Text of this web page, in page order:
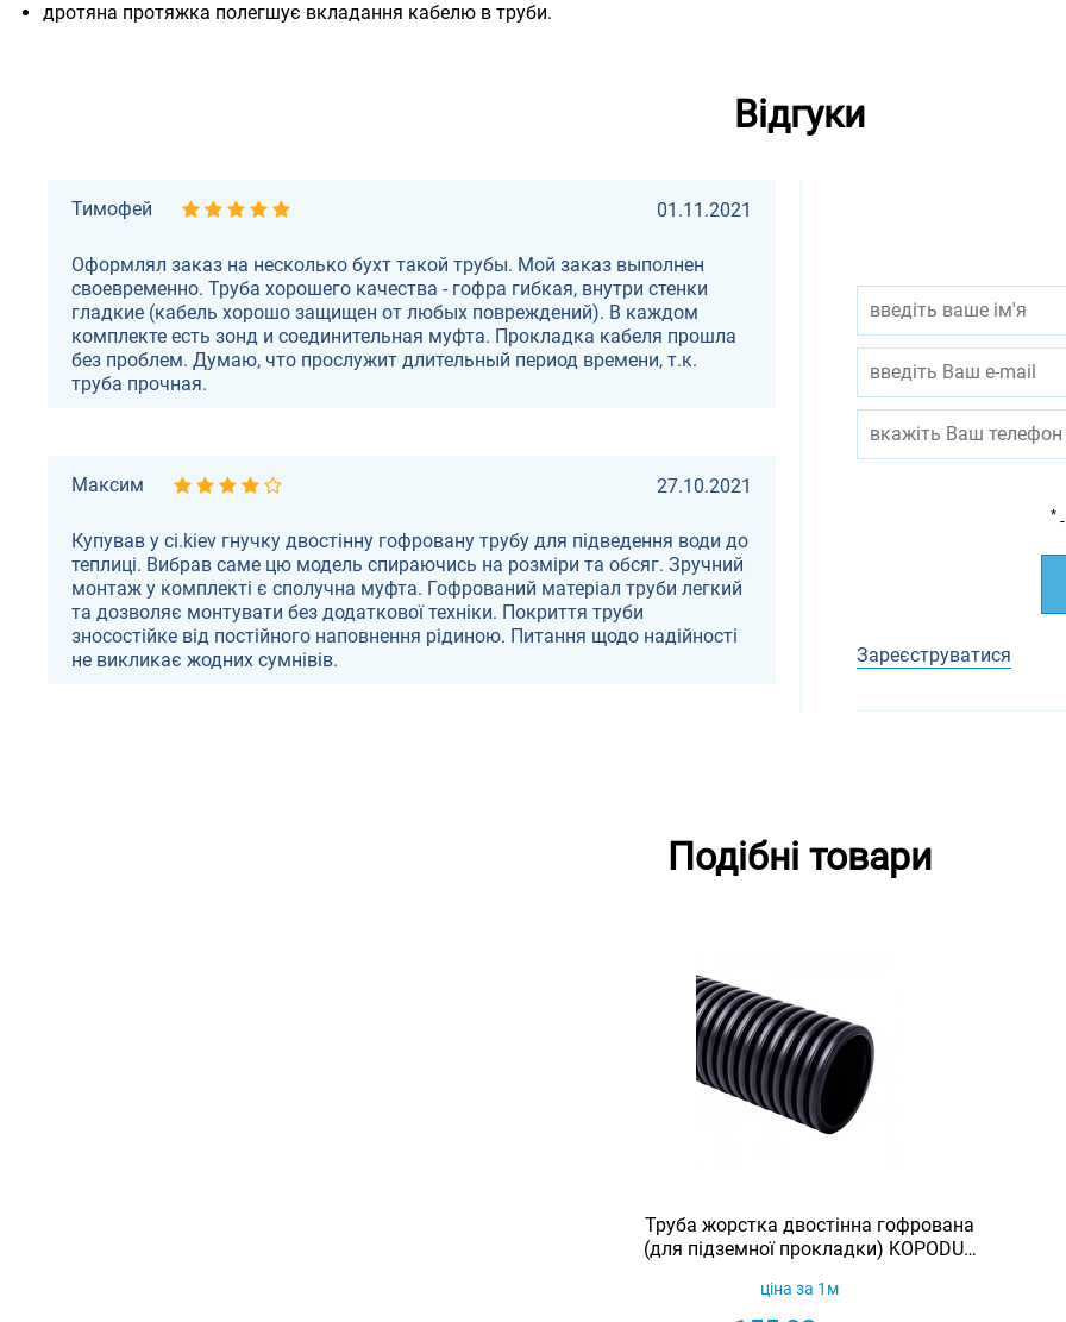
дротяна протяжка полегшує вкладання кабелю в труби.
Відгуки
Тимофей 01.11.2021
Оформлял заказ на несколько бухт такой трубы. Мой заказ выполнен
своевременно. Труба хорошего качества - гофра гибкая, внутри стенки
гладкие (кабель хорошо защищен от любых повреждений). В каждом
комплекте есть зонд и соединительная муфта. Прокладка кабеля прошла
без проблем. Думаю, что прослужит длительный период времени, т.к.
труба прочная.
Максим 27.10.2021
Купував у ci.kiev гнучку двостінну гофровану трубу для підведення води до
теплиці. Вибрав саме цю модель спираючись на розміри та обсяг. Зручний
монтаж у комплекті є сполучна муфта. Гофрований матеріал труби легкий
та дозволяє монтувати без додаткової техніки. Покриття труби
зносостійке від постійного наповнення рідиною. Питання щодо надійності
не викликає жодних сумнівів.
*
Зареєструватися
Подібні товари
Труба жорстка двостінна гофрована
(для підземної прокладки) KOPODUR
ціна за 1м